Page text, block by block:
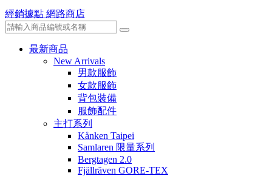
經銷據點 網路商店
最新商品
New Arrivals
男款服飾
女款服飾
背包裝備
服飾配件
主打系列
Kånken Taipei
Samlaren 限量系列
Bergtagen 2.0
Fjällräven GORE-TEX